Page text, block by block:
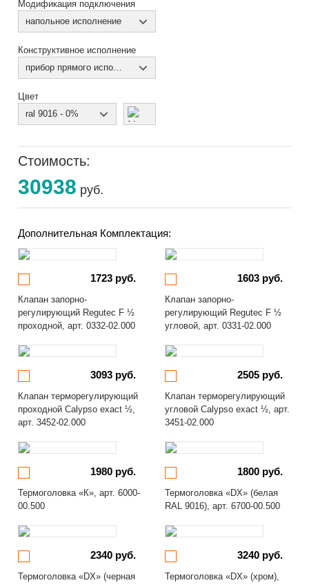
Модификация подключения
напольное исполнение
Конструктивное исполнение
прибор прямого исполнения
Цвет
ral 9016 - 0%
Стоимость:
30938 руб.
Дополнительная Комплектация:
1723 руб.
Клапан запорно-
регулирующий Regutec F ½
проходной, арт. 0332-02.000
1603 руб.
Клапан запорно-
регулирующий Regutec F ½
угловой, арт. 0331-02.000
3093 руб.
Клапан терморегулирующий
проходной Calypso exact ½,
арт. 3452-02.000
2505 руб.
Клапан терморегулирующий
угловой Calypso exact ½, арт.
3451-02.000
1980 руб.
Термоголовка «К», арт. 6000-
00.500
1800 руб.
Термоголовка «DX» (белая
RAL 9016), арт. 6700-00.500
2340 руб.
Термоголовка «DX» (черная
3240 руб.
Термоголовка «DX» (хром),